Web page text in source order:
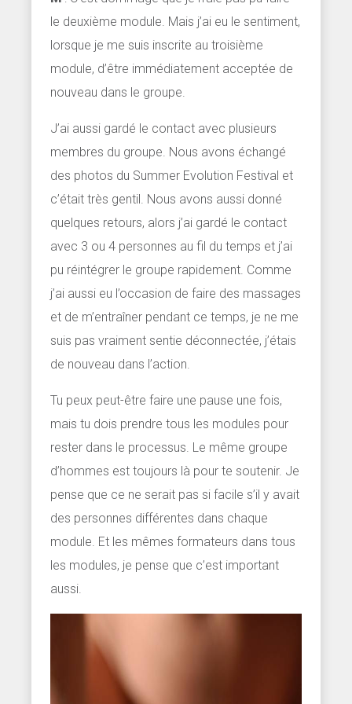
le deuxième module. Mais j’ai eu le sentiment,
lorsque je me suis inscrite au troisième
module, d’être immédiatement acceptée de
nouveau dans le groupe.
J’ai aussi gardé le contact avec plusieurs
membres du groupe. Nous avons échangé
des photos du Summer Evolution Festival et
c’était très gentil. Nous avons aussi donné
quelques retours, alors j’ai gardé le contact
avec 3 ou 4 personnes au fil du temps et j’ai
pu réintégrer le groupe rapidement. Comme
j’ai aussi eu l’occasion de faire des massages
et de m’entraîner pendant ce temps, je ne me
suis pas vraiment sentie déconnectée, j’étais
de nouveau dans l’action.
Tu peux peut-être faire une pause une fois,
mais tu dois prendre tous les modules pour
rester dans le processus. Le même groupe
d’hommes est toujours là pour te soutenir. Je
pense que ce ne serait pas si facile s’il y avait
des personnes différentes dans chaque
module. Et les mêmes formateurs dans tous
les modules, je pense que c’est important
aussi.